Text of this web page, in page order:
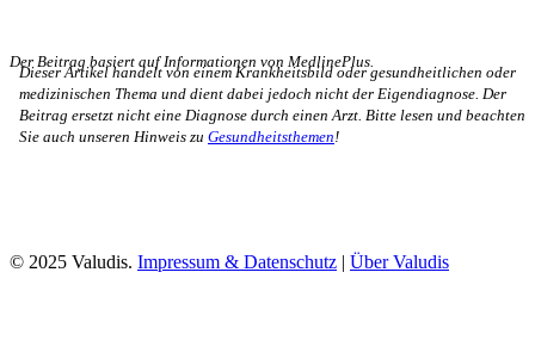
Der Beitrag basiert auf Informationen von MedlinePlus.
Dieser Artikel handelt von einem Krankheitsbild oder gesundheitlichen oder
medizinischen Thema und dient dabei jedoch nicht der Eigendiagnose. Der
Beitrag ersetzt nicht eine Diagnose durch einen Arzt. Bitte lesen und beachten
Sie auch unseren Hinweis zu Gesundheitsthemen!
© 2025 Valudis. Impressum & Datenschutz | Über Valudis